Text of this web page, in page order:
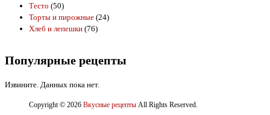
Тесто (50)
Торты и пирожные (24)
Хлеб и лепешки (76)
Популярные рецепты
Извините. Данных пока нет.
Copyright © 2026 Вкусные рецепты All Rights Reserved.